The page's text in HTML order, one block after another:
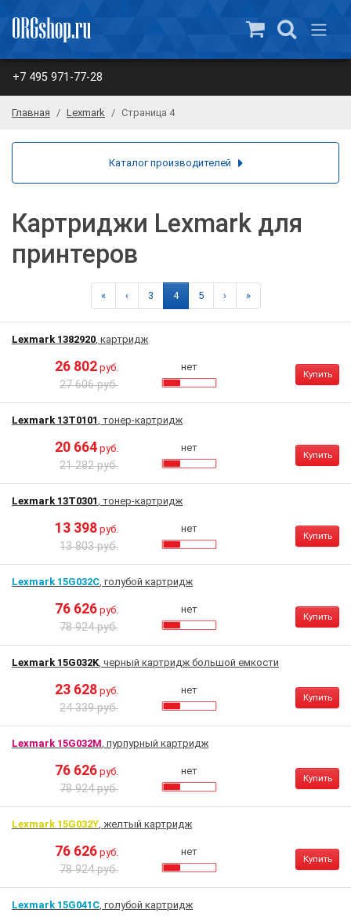
+7 495 971-77-28
Главная Lexmark Страница 4
Картриджи Lexmark для
принтеров
« ‹ 3 4 5 › »
Lexmark 1382920, картридж
26 802 руб.
27 606 руб.
нет
Купить
Lexmark 13T0101, тонер-картридж
20 664 руб.
21 282 руб.
нет
Купить
Lexmark 13T0301, тонер-картридж
13 398 руб.
13 803 руб.
нет
Купить
Lexmark 15G032C, голубой картридж
76 626 руб.
78 924 руб.
нет
Купить
Lexmark 15G032K, черный картридж большой емкости
23 628 руб.
24 339 руб.
нет
Купить
Lexmark 15G032M, пурпурный картридж
76 626 руб.
78 924 руб.
нет
Купить
Lexmark 15G032Y, желтый картридж
76 626 руб.
78 924 руб.
нет
Купить
Lexmark 15G041C, голубой картридж